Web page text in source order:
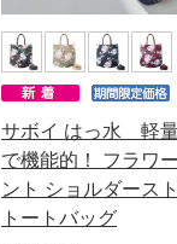
サボイ はっ水 軽
で機能的！ フラワ
ント ショルダース
トートバッグ